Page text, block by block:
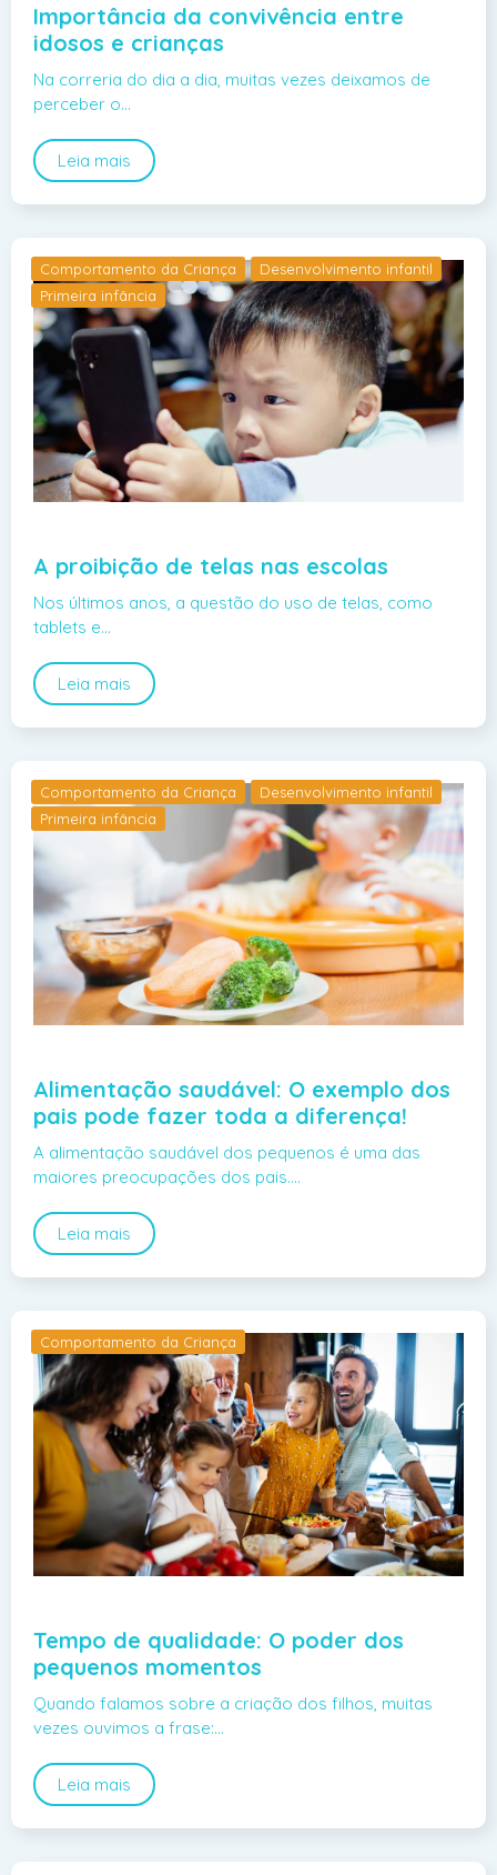
Importância da convivência entre
idosos e crianças
Na correria do dia a dia, muitas vezes deixamos de
perceber o…
Leia mais
Comportamento da Criança
Desenvolvimento infantil
Primeira infância
A proibição de telas nas escolas
Nos últimos anos, a questão do uso de telas, como
tablets e…
Leia mais
Comportamento da Criança
Desenvolvimento infantil
Primeira infância
Alimentação saudável: O exemplo dos
pais pode fazer toda a diferença!
A alimentação saudável dos pequenos é uma das
maiores preocupações dos pais.…
Leia mais
Comportamento da Criança
Tempo de qualidade: O poder dos
pequenos momentos
Quando falamos sobre a criação dos filhos, muitas
vezes ouvimos a frase:…
Leia mais